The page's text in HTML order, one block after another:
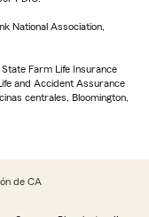
National Association,
Farm Life Insurance
and Accident Assurance
centrales, Bloomington,
de CA